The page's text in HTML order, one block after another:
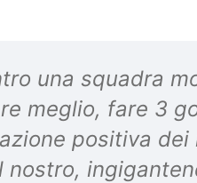
una squadra
meglio, fare 3
positiva dei
nostro,